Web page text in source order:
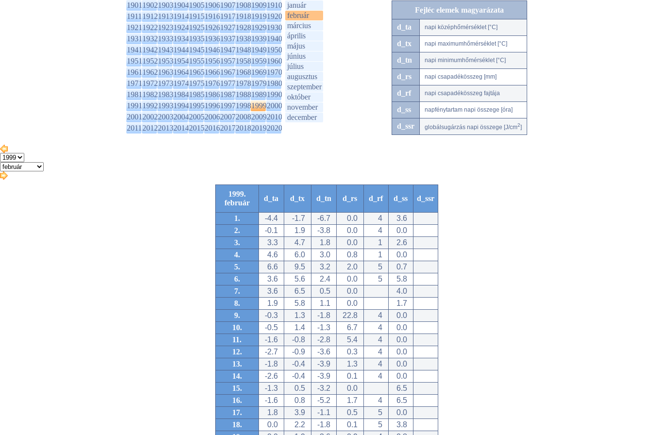
1901190219031904190519061907190819091910
1911191219131914191519161917191819191920
1921192219231924192519261927192819291930
1931193219331934193519361937193819391940
1941194219431944194519461947194819491950
1951195219531954195519561957195819591960
1961196219631964196519661967196819691970
1971197219731974197519761977197819791980
1981198219831984198519861987198819891990
1991199219931994199519961997199819992000
2001200220032004200520062007200820092010
2011201220132014201520162017201820192020
január
február
március
április
május
június
július
augusztus
szeptember
október
november
december
Fejléc elemek magyarázata
d_ta napi középhőmérséklet [°C]
d_tx napi maximumhőmérséklet [°C]
d_tn napi minimumhőmérséklet [°C]
d_rs napi csapadékösszeg [mm]
d_rf napi csapadékösszeg fajtája
d_ss napfénytartam napi összege [óra]
d_ssr globálsugárzás napi összege [J/cm2]
1999.
február
d_ta d_tx d_tn d_rs d_rf d_ss d_ssr
1. -4.4 -1.7 -6.7 0.0 4
3.6
2.
-0.1 1.9 -3.8 0.0 4
0.0
3.
3.3 4.7 1.8 0.0 1
2.6
4.
4.6 6.0 3.0 0.8 1
0.0
5.
6.6 9.5 3.2 2.0 5
0.7
6.
3.6 5.6 2.4 0.0 5
5.8
7.
3.6 6.5 0.5 0.0
4.0
8.
1.9 5.8 1.1 0.0
1.7
9.
-0.3 1.3 -1.8 22.8 4
0.0
10.
-0.5 1.4 -1.3 6.7 4
0.0
11.
-1.6 -0.8 -2.8 5.4 4
0.0
12.
-2.7 -0.9 -3.6 0.3 4
0.0
13.
-1.8 -0.4 -3.9 1.3 4
0.0
14.
-2.6 -0.4 -3.9 0.1 4
0.0
15.
-1.3 0.5 -3.2 0.0
6.5
16.
-1.6 0.8 -5.2 1.7 4
6.5
17.
1.8 3.9 -1.1 0.5 5
0.0
18.
0.0 2.2 -1.8 0.1 5
3.8